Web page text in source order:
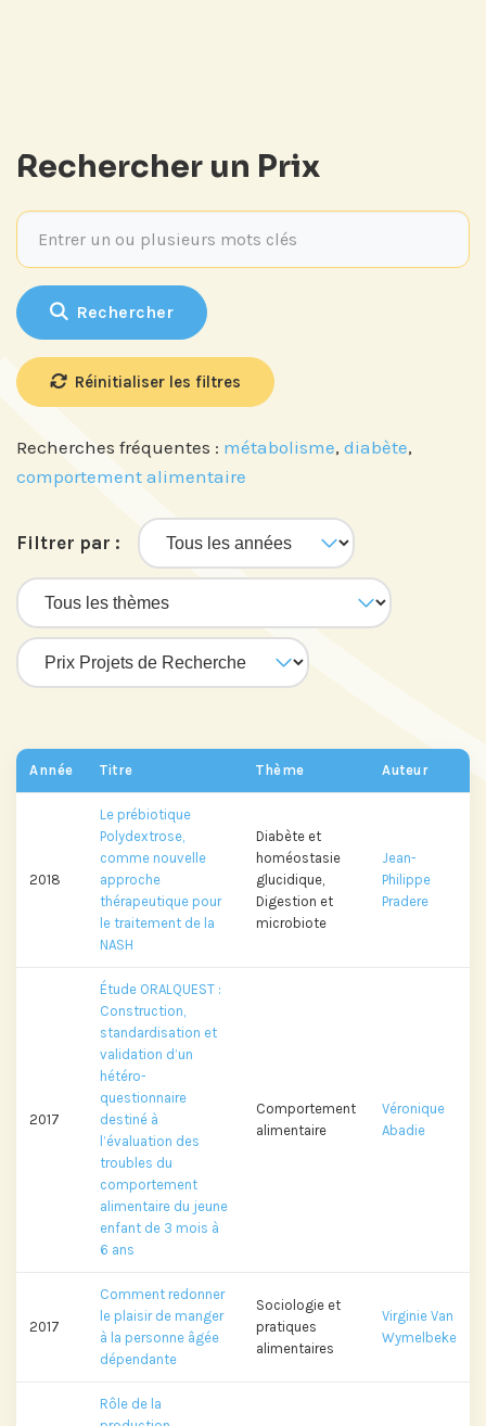
Rechercher un Prix
Entrer un ou plusieurs mots clés
Rechercher
Réinitialiser les filtres
Recherches fréquentes : métabolisme, diabète,
comportement alimentaire
Filtrer par :
Année Titre Thème Auteur
2018
Le prébiotique
Polydextrose,
comme nouvelle
approche
thérapeutique pour
le traitement de la
NASH
Diabète et
homéostasie
glucidique,
Digestion et
microbiote
Jean-
Philippe
Pradere
2017
Étude ORALQUEST :
Construction,
standardisation et
validation d’un
hétéro-
questionnaire
destiné à
l’évaluation des
troubles du
comportement
alimentaire du jeune
enfant de 3 mois à
6 ans
Comportement
alimentaire
Véronique
Abadie
2017
Comment redonner
le plaisir de manger
à la personne âgée
dépendante
Sociologie et
pratiques
alimentaires
Virginie Van
Wymelbeke
Rôle de la